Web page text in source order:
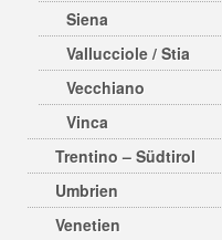
Siena
Vallucciole / Stia
Vecchiano
Vinca
Trentino – Südtirol
Umbrien
Venetien